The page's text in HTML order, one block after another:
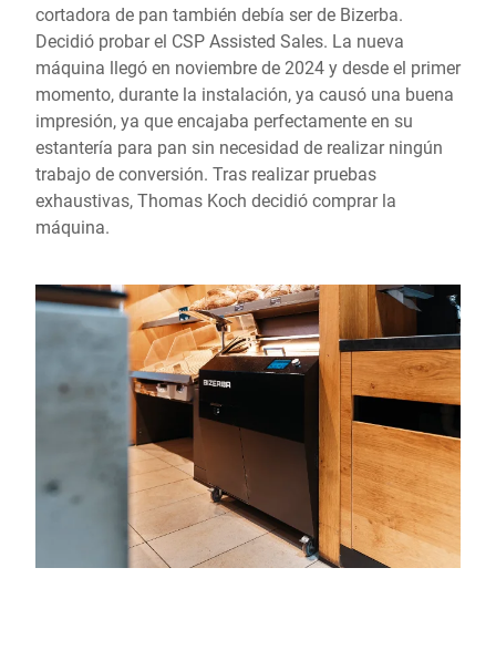
cortadora de pan también debía ser de Bizerba.
Decidió probar el CSP Assisted Sales. La nueva
máquina llegó en noviembre de 2024 y desde el primer
momento, durante la instalación, ya causó una buena
impresión, ya que encajaba perfectamente en su
estantería para pan sin necesidad de realizar ningún
trabajo de conversión. Tras realizar pruebas
exhaustivas, Thomas Koch decidió comprar la
máquina.